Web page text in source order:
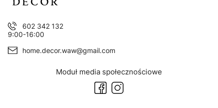
602 342 132
9:00-16:00
home.decor.waw@gmail.com
Moduł media społecznościowe